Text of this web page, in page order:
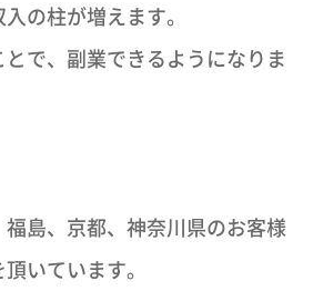
の柱が増えます。
とで、副業できるようになりま
島、京都、神奈川県のお客様
いています。